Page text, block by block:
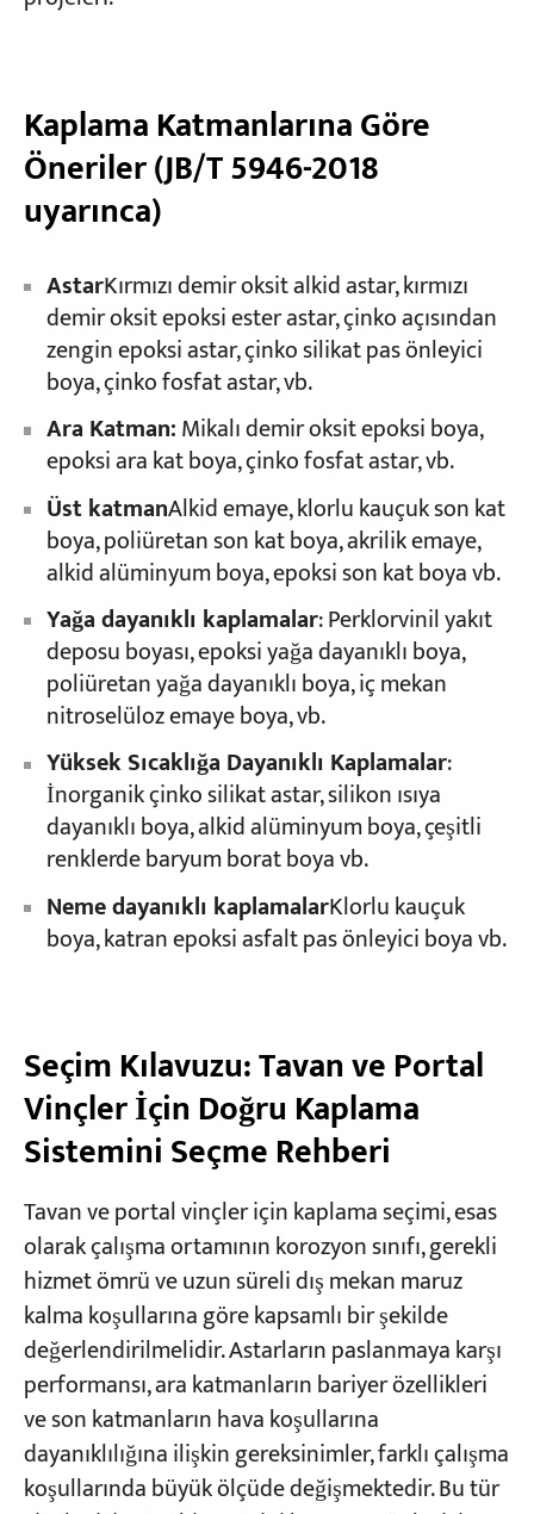
Kaplama Katmanlarına Göre
Öneriler (JB/T 5946-2018
uyarınca)
AstarKırmızı demir oksit alkid astar, kırmızı
demir oksit epoksi ester astar, çinko açısından
zengin epoksi astar, çinko silikat pas önleyici
boya, çinko fosfat astar, vb.
Ara Katman:Mikalı demir oksit epoksi boya,
epoksi ara kat boya, çinko fosfat astar, vb.
Üst katmanAlkid emaye, klorlu kauçuk son kat
boya, poliüretan son kat boya, akrilik emaye,
alkid alüminyum boya, epoksi son kat boya vb.
Yağa dayanıklı kaplamalar: Perklorvinil yakıt
deposu boyası, epoksi yağa dayanıklı boya,
poliüretan yağa dayanıklı boya, iç mekan
nitroselüloz emaye boya, vb.
Yüksek Sıcaklığa Dayanıklı Kaplamalar:
İnorganik çinko silikat astar, silikon ısıya
dayanıklı boya, alkid alüminyum boya, çeşitli
renklerde baryum borat boya vb.
Neme dayanıklı kaplamalarKlorlu kauçuk
boya, katran epoksi asfalt pas önleyici boya vb.
Seçim Kılavuzu: Tavan ve Portal
Vinçler İçin Doğru Kaplama
Sistemini Seçme Rehberi
Tavan ve portal vinçler için kaplama seçimi, esas
olarak çalışma ortamının korozyon sınıfı, gerekli
hizmet ömrü ve uzun süreli dış mekan maruz
kalma koşullarına göre kapsamlı bir şekilde
değerlendirilmelidir. Astarların paslanmaya karşı
performansı, ara katmanların bariyer özellikleri
ve son katmanların hava koşullarına
dayanıklılığına ilişkin gereksinimler, farklı çalışma
koşullarında büyük ölçüde değişmektedir. Bu tür